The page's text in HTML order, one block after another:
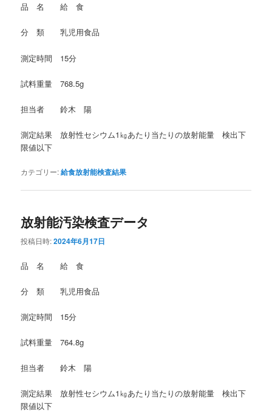
品 名 給 食
分 類 乳児用食品
測定時間 15分
試料重量 768.5g
担当者 鈴木 陽
測定結果 放射性セシウム1㎏あたり当たりの放射能量 検出下
限値以下
カテゴリー:給食放射能検査結果
放射能汚染検査データ
投稿日時:2024年6月17日
品 名 給 食
分 類 乳児用食品
測定時間 15分
試料重量 764.8g
担当者 鈴木 陽
測定結果 放射性セシウム1㎏あたり当たりの放射能量 検出下
限値以下